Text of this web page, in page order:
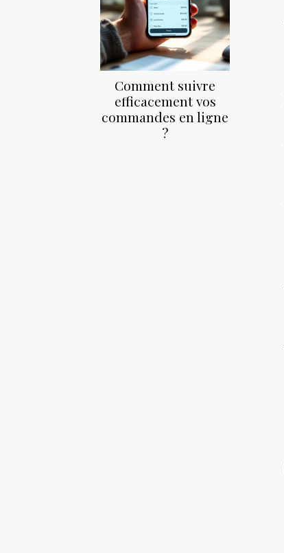
Comment suivre
efficacement vos
commandes en ligne
?